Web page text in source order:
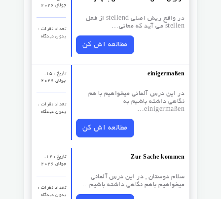
جولای 2026
تعداد نظرات‌ :
بدون دیدگاه
در واقع ریش اصلی stellend از فعل
stellen می آید که معانی…
مطالعه اش کن
تاریخ : 15.
جولای 2026
تعداد نظرات‌ :
بدون دیدگاه
einigermaßen
در این درس آلمانی میخواهیم با هم
نگاهی داشته باشیم به
einigermaßen…
مطالعه اش کن
تاریخ : 12.
جولای 2026
تعداد نظرات‌ :
بدون دیدگاه
Zur Sache kommen
سلام دوستان , در این درس آلمانی
میخواهیم باهم نگاهی داشته باشیم…